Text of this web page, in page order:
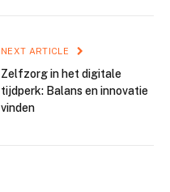
NEXT ARTICLE
Zelfzorg in het digitale
tijdperk: Balans en innovatie
vinden